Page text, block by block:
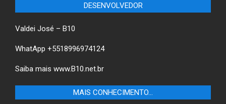
DESENVOLVEDOR
Valdei José – B10
WhatApp +5518996974124
Saiba mais www.B10.net.br
MAIS CONHECIMENTO…